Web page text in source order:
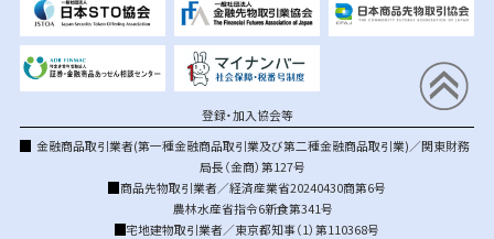
登録・加入協会等
金融商品取引業者(第一種金融商品取引業及び第二種金融商品取引業)／関東財務
局長（金商）第127号
商品先物取引業者／経済産業省20240430商第6号
農林水産省指令6新食第341号
宅地建物取引業者／東京都知事（1）第110368号